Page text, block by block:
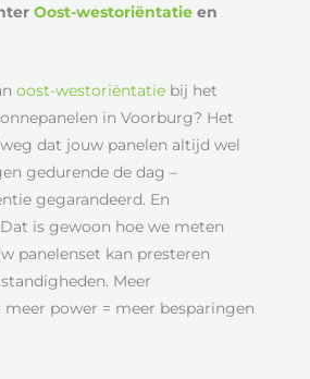
Oost-westoriëntatie en
oost-westoriëntatie bij het
in Voorburg? Het
dat jouw panelen altijd wel
gedurende de dag –
gegarandeerd. En
is gewoon hoe we meten
panelenset kan presteren
Meer
meer power = meer besparingen